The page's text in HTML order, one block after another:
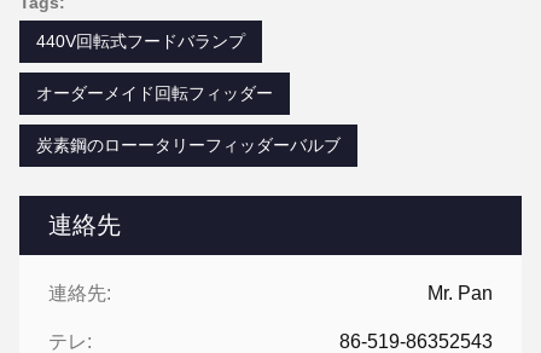
連絡先
連絡先: Mr. Pan
テレ: 86-519-86352543
440V回転式フードバランプ
オーダーメイド回転フィッダー
炭素鋼のローータリーフィッダーバルブ